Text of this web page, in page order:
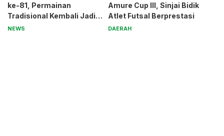
ke-81, Permainan
Tradisional Kembali Jadi
Magnet
NEWS
Amure Cup III, Sinjai Bidik
Atlet Futsal Berprestasi
DAERAH